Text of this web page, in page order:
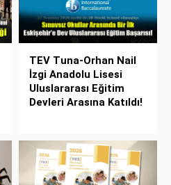
TEV Tuna-Orhan Nail
İzgi Anadolu Lisesi
Uluslararası Eğitim
Devleri Arasına Katıldı!